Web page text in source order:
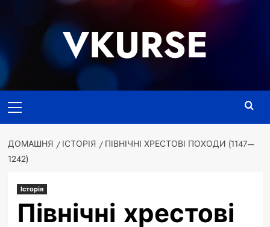
VKURSE
меню
ДОМАШНЯ ІСТОРІЯ
ПІВНІЧНІ ХРЕСТОВІ ПОХОДИ (1147—
1242)
Історія
Північні хрестові